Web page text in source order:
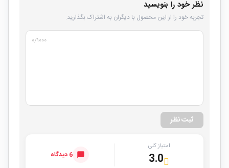
نظر خود را بنویسید
تجربه خود را از این محصول با دیگران به اشتراک بگذارید.
۰/۱۰۰۰
ثبت نظر
امتیاز کلی
3.0 6 دیدگاه